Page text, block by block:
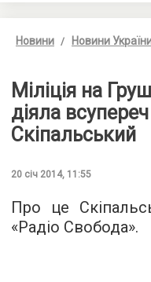
Новини Новини
Міліція на
діяла
Скіпальський
20 січ 2014, 11:55
Про це
«Радіо Свобода».